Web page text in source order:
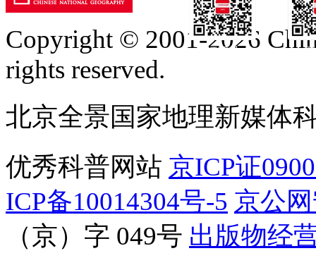
订阅号
Copyright © 2001-2026
rights reserved.
北京全景国家地理新媒体
优秀科普网站 京ICP证
ICP备10014304号-5 京公
（京）字 049号 出版物经